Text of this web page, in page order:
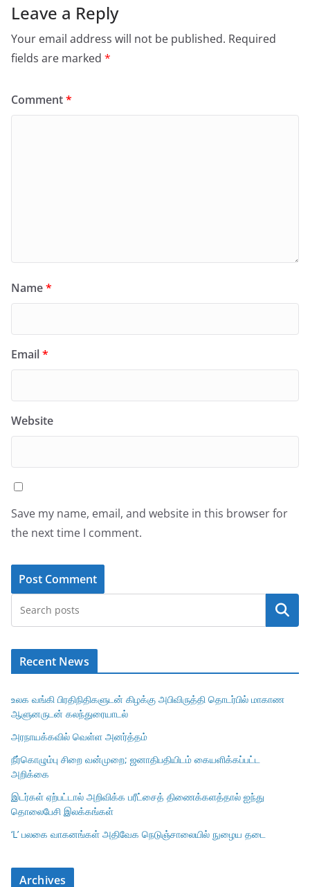
Leave a Reply
Your email address will not be published. Required
fields are marked *
Comment*
Name*
Email*
Website
Save my name, email, and website in this browser for
the next time I comment.
Search
Recent News
உலக வங்கி பிரதிநிதிகளுடன் கிழக்கு அபிவிருத்தி தொடர்பில் மாகாண
ஆளுனருடன் கலந்துரையாடல்
அரநாயக்கவில் வெள்ள அனர்த்தம்
நீர்கொழும்பு சிறை வன்முறை; ஜனாதிபதியிடம் கையளிக்கப்பட்ட
அறிக்கை
இடர்கள் ஏற்பட்டால் அறிவிக்க பரீட்சைத் திணைக்களத்தால் ஐந்து
தொலைபேசி இலக்கங்கள்
‘L’ பலகை வாகனங்கள் அதிவேக நெடுஞ்சாலையில் நுழைய தடை
Archives